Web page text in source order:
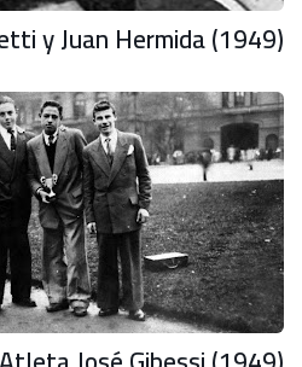
y Juan Hermida (1949)